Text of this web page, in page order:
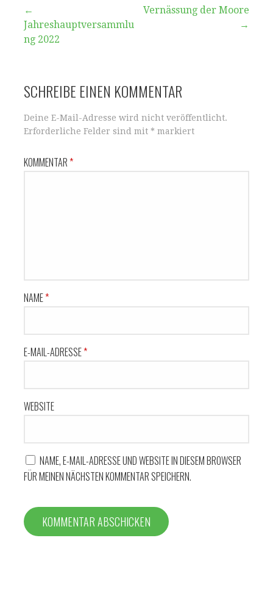
Beitragsnavigation
←
Jahreshauptversammlu
ng 2022
Vernässung der Moore
→
SCHREIBE EINEN KOMMENTAR
Deine E-Mail-Adresse wird nicht veröffentlicht.
Erforderliche Felder sind mit * markiert
KOMMENTAR*
NAME*
E-MAIL-ADRESSE*
WEBSITE
NAME, E-MAIL-ADRESSE UND WEBSITE IN DIESEM BROWSER
FÜR MEINEN NÄCHSTEN KOMMENTAR SPEICHERN.